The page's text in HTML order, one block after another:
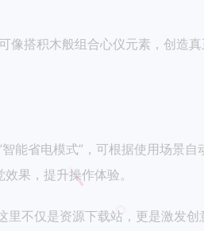
搭积木般组合心仪元素，创造真
能省电模式”，可根据使用场景自
果，提升操作体验。
不仅是资源下载站，更是激发创